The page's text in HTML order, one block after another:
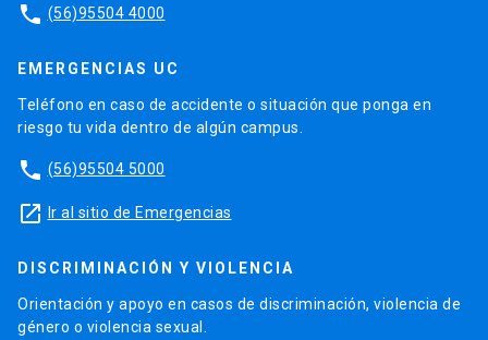
phone (56)95504 4000
EMERGENCIAS UC
Teléfono en caso de accidente o situación que ponga en
riesgo tu vida dentro de algún campus.
phone (56)95504 5000
launch Ir al sitio de Emergencias
DISCRIMINACIÓN Y VIOLENCIA
Orientación y apoyo en casos de discriminación, violencia de
género o violencia sexual.